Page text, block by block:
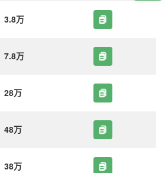
3.8万
7.8万
28万
48万
38万